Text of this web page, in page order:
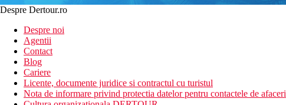
Despre Dertour.ro
Despre noi
Agentii
Contact
Blog
Cariere
Licente, documente juridice si contractul cu turistul
Nota de informare privind protectia datelor pentru contactele de afaceri